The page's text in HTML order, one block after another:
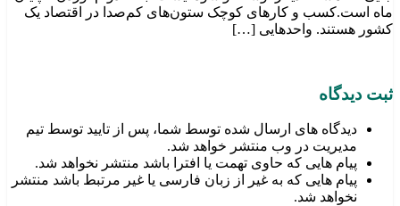
ماه است.کسب‌ و کارهای کوچک ستون‌های کم‌صدا در اقتصاد یک
کشور هستند. واحدهایی […]
ثبت دیدگاه
دیدگاه های ارسال شده توسط شما، پس از تایید توسط تیم
مدیریت در وب منتشر خواهد شد.
پیام هایی که حاوی تهمت یا افترا باشد منتشر نخواهد شد.
پیام هایی که به غیر از زبان فارسی یا غیر مرتبط باشد منتشر
نخواهد شد.